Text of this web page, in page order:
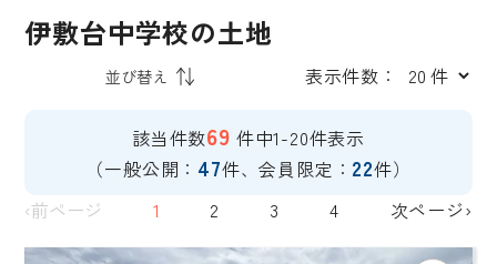
伊敷台中学校の土地
表示件数：
該当件数69 件中1-20件表示
（一般公開： 47件、会員限定： 22件）
‹前ページ
1 2 3 4 次ページ›